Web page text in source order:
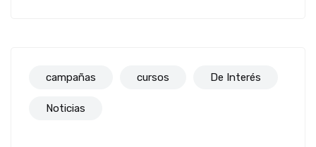
campañas cursos De Interés
Noticias